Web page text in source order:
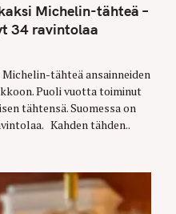
Michelin-tähteä –
34 ravintolaa
tähteä ansainneiden
Puoli vuotta toiminut
tähtensä. Suomessa on
Kahden tähden..